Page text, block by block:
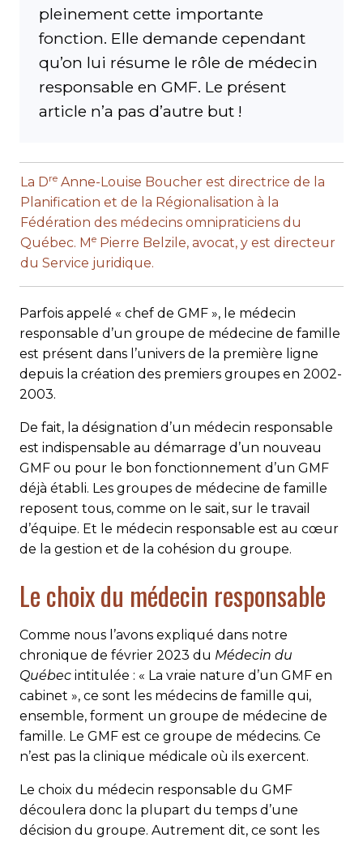
pleinement cette importante
fonction. Elle demande cependant
qu’on lui résume le rôle de médecin
responsable en GMF. Le présent
article n’a pas d’autre but !
La Dre Anne-Louise Boucher est directrice de la
Planification et de la Régionalisation à la
Fédération des médecins omnipraticiens du
Québec. Me Pierre Belzile, avocat, y est directeur
du Service juridique.
Parfois appelé « chef de GMF », le médecin
responsable d’un groupe de médecine de famille
est présent dans l’univers de la première ligne
depuis la création des premiers groupes en 2002-
2003.
De fait, la désignation d’un médecin responsable
est indispensable au démarrage d’un nouveau
GMF ou pour le bon fonctionnement d’un GMF
déjà établi. Les groupes de médecine de famille
reposent tous, comme on le sait, sur le travail
d’équipe. Et le médecin responsable est au cœur
de la gestion et de la cohésion du groupe.
Le choix du médecin responsable
Comme nous l’avons expliqué dans notre
chronique de février 2023 du Médecin du
Québec intitulée : « La vraie nature d’un GMF en
cabinet », ce sont les médecins de famille qui,
ensemble, forment un groupe de médecine de
famille. Le GMF est ce groupe de médecins. Ce
n’est pas la clinique médicale où ils exercent.
Le choix du médecin responsable du GMF
découlera donc la plupart du temps d’une
décision du groupe. Autrement dit, ce sont les